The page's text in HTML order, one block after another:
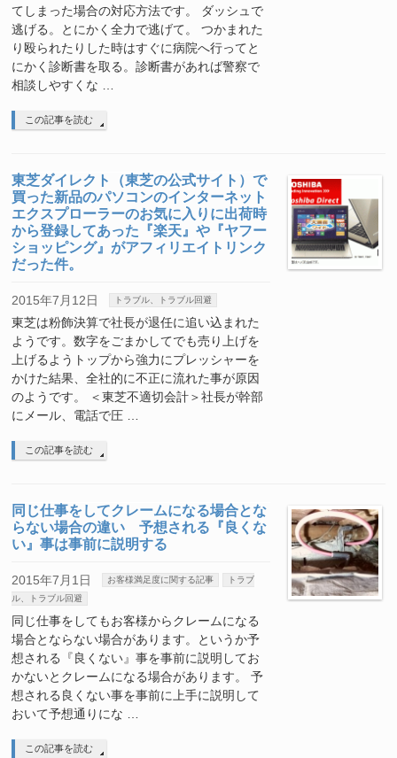
てしまった場合の対応方法です。 ダッシュで
逃げる。とにかく全力で逃げて。 つかまれた
り殴られたりした時はすぐに病院へ行ってと
にかく診断書を取る。診断書があれば警察で
相談しやすくな …
この記事を読む
東芝ダイレクト（東芝の公式サイト）で
買った新品のパソコンのインターネット
エクスプローラーのお気に入りに出荷時
から登録してあった『楽天』や『ヤフー
ショッピング』がアフィリエイトリンク
だった件。
2015年7月12日 トラブル、トラブル回避
東芝は粉飾決算で社長が退任に追い込まれた
ようです。数字をごまかしてでも売り上げを
上げるようトップから強力にプレッシャーを
かけた結果、全社的に不正に流れた事が原因
のようです。 ＜東芝不適切会計＞社長が幹部
にメール、電話で圧 …
この記事を読む
同じ仕事をしてクレームになる場合とな
らない場合の違い 予想される『良くな
い』事は事前に説明する
2015年7月1日 お客様満足度に関する記事
トラブ
ル、トラブル回避
同じ仕事をしてもお客様からクレームになる
場合とならない場合があります。というか予
想される『良くない』事を事前に説明してお
かないとクレームになる場合があります。 予
想される良くない事を事前に上手に説明して
おいて予想通りにな …
この記事を読む